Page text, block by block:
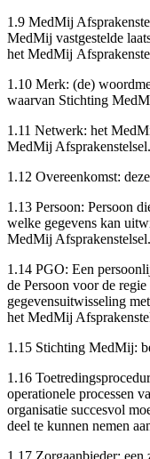
1.9 MedMij
MedMij vastgestelde
het MedMij
1.10 Merk: (de)
waarvan Stichting
1.11 Netwerk: het
MedMij Afsprakenstelsel.
1.12 Overeenkomst:
1.13 Persoon: Persoon
welke gegevens kan
MedMij Afsprakenstelsel.
1.14 PGO: Een
de Persoon voor de
gegevensuitwisseling
het MedMij
1.15 Stichting MedMij:
1.16
operationele processen
organisatie succesvol
deel te kunnen nemen
1.17 Zorgaanbieder: